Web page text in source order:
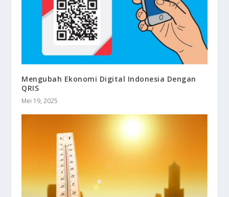
Mengubah Ekonomi Digital Indonesia Dengan
QRIS
Mei 19, 2025